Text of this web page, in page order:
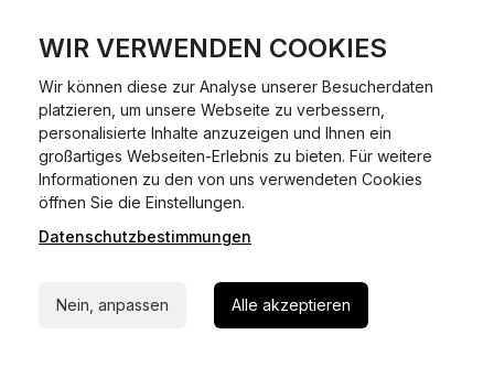
WIR VERWENDEN COOKIES
Wir können diese zur Analyse unserer Besucherdaten
platzieren, um unsere Webseite zu verbessern,
personalisierte Inhalte anzuzeigen und Ihnen ein
großartiges Webseiten-Erlebnis zu bieten. Für weitere
Informationen zu den von uns verwendeten Cookies
öffnen Sie die Einstellungen.
Datenschutzbestimmungen
Nein, anpassen Alle akzeptieren
01.01.2015.
Ein Internetverfahren, mit dem du Fahrzeuge anmelden,
ummelden oder abmelden kannst – inklusive Dateneingabe,
Dokumentprüfung und Bezahlung.
Welche Vorteile gibt es?
Zeitersparnis, flexible Durchführung, kein Besuch der
Behörde notwendig.
Welche Unterlagen werden benötigt?
Versicherungsnachweis, falls erforderlich TÜV-Bericht.
Wie sicher ist das Verfahren?
Die Prozesse laufen über gesicherte Verbindungen mit
Kann ich mein Fahrzeug online ummelden oder